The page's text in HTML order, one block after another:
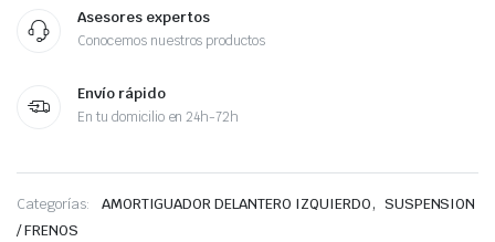
Asesores expertos
Conocemos nuestros productos
Envío rápido
En tu domicilio en 24h-72h
Categorías: AMORTIGUADOR DELANTERO IZQUIERDO, SUSPENSION
/ FRENOS